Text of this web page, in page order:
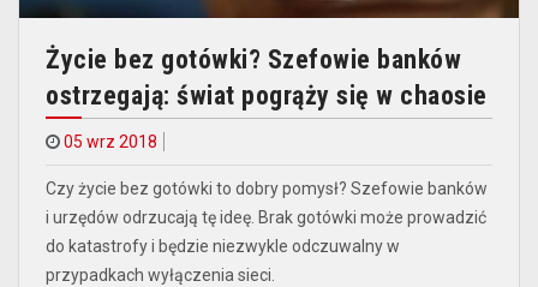
Życie bez gotówki? Szefowie banków
ostrzegają: świat pogrąży się w chaosie
05 wrz 2018
Czy życie bez gotówki to dobry pomysł? Szefowie banków
i urzędów odrzucają tę ideę. Brak gotówki może prowadzić
do katastrofy i będzie niezwykle odczuwalny w
przypadkach wyłączenia sieci.